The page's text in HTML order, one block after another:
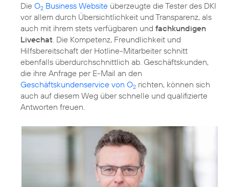
Die O2 Business Website überzeugte die Tester des DKI
vor allem durch Übersichtlichkeit und Transparenz, als
auch mit ihrem stets verfügbaren und fachkundigen
Livechat. Die Kompetenz, Freundlichkeit und
Hilfsbereitschaft der Hotline-Mitarbeiter schnitt
ebenfalls überdurchschnittlich ab. Geschäftskunden,
die ihre Anfrage per E-Mail an den
Geschäftskundenservice von O2 richten, können sich
auch auf diesem Weg über schnelle und qualifizierte
Antworten freuen.